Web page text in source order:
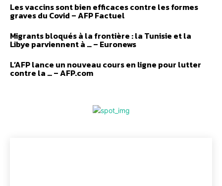
Les vaccins sont bien efficaces contre les formes
graves du Covid – AFP Factuel
Migrants bloqués à la frontière : la Tunisie et la
Libye parviennent à … – Euronews
L’AFP lance un nouveau cours en ligne pour lutter
contre la … – AFP.com